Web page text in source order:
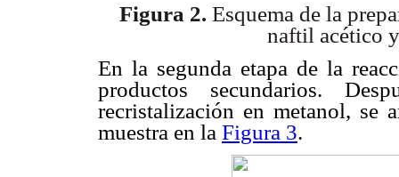
Figura 2. Esquema de la
naftil acético
En la segunda etapa de la
productos secundarios.
recristalización en metanol, se
muestra en la Figura 3.